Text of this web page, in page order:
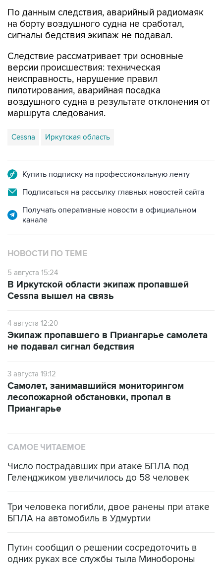
По данным следствия, аварийный радиомаяк
на борту воздушного судна не сработал,
сигналы бедствия экипаж не подавал.
Следствие рассматривает три основные
версии происшествия: техническая
неисправность, нарушение правил
пилотирования, аварийная посадка
воздушного судна в результате отклонения от
маршрута следования.
Cessna Иркутская область
Купить подписку на профессиональную ленту
Подписаться на рассылку главных новостей сайта
Получать оперативные новости в официальном
канале
НОВОСТИ ПО ТЕМЕ
5 августа 15:24
В Иркутской области экипаж пропавшей
Cessna вышел на связь
4 августа 12:20
Экипаж пропавшего в Приангарье самолета
не подавал сигнал бедствия
3 августа 19:12
Самолет, занимавшийся мониторингом
лесопожарной обстановки, пропал в
Приангарье
САМОЕ ЧИТАЕМОЕ
Число пострадавших при атаке БПЛА под
Геленджиком увеличилось до 58 человек
Три человека погибли, двое ранены при атаке
БПЛА на автомобиль в Удмуртии
Путин сообщил о решении сосредоточить в
одних руках все службы тыла Минобороны